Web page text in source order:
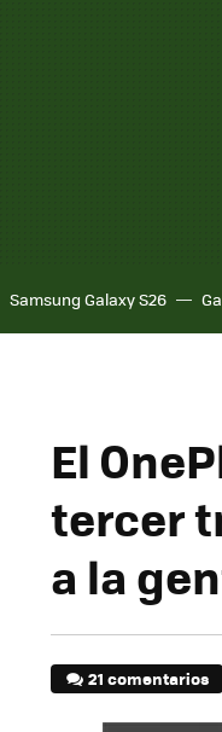
Samsung Galaxy S26
El
tercer
a la
21 comentarios